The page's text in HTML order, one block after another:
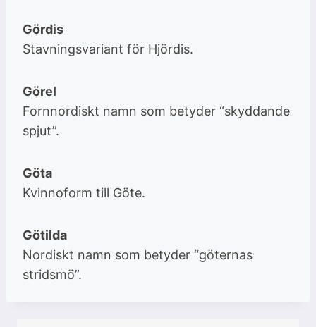
Gördis
Stavningsvariant för Hjördis.
Görel
Fornnordiskt namn som betyder “skyddande
spjut”.
Göta
Kvinnoform till Göte.
Götilda
Nordiskt namn som betyder “göternas
stridsmö”.